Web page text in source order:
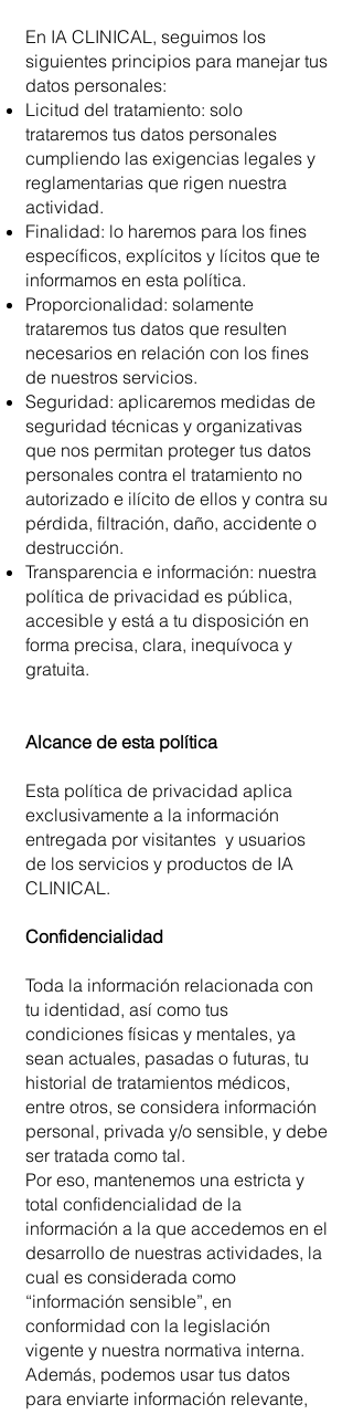
En IA CLINICAL, seguimos los
siguientes principios para manejar tus
datos personales:
Licitud del tratamiento: solo
trataremos tus datos personales
cumpliendo las exigencias legales y
reglamentarias que rigen nuestra
actividad.
Finalidad: lo haremos para los fines
específicos, explícitos y lícitos que te
informamos en esta política.
Proporcionalidad: solamente
trataremos tus datos que resulten
necesarios en relación con los fines
de nuestros servicios.
Seguridad: aplicaremos medidas de
seguridad técnicas y organizativas
que nos permitan proteger tus datos
personales contra el tratamiento no
autorizado e ilícito de ellos y contra su
pérdida, filtración, daño, accidente o
destrucción.
Transparencia e información: nuestra
política de privacidad es pública,
accesible y está a tu disposición en
forma precisa, clara, inequívoca y
gratuita.
Alcance de esta política
Esta política de privacidad aplica
exclusivamente a la información
entregada por visitantes y usuarios
de los servicios y productos de IA
CLINICAL.
Confidencialidad
Toda la información relacionada con
tu identidad, así como tus
condiciones físicas y mentales, ya
sean actuales, pasadas o futuras, tu
historial de tratamientos médicos,
entre otros, se considera información
personal, privada y/o sensible, y debe
ser tratada como tal.
Por eso, mantenemos una estricta y
total confidencialidad de la
información a la que accedemos en el
desarrollo de nuestras actividades, la
cual es considerada como
“información sensible”, en
conformidad con la legislación
vigente y nuestra normativa interna.
Además, podemos usar tus datos
para enviarte información relevante,